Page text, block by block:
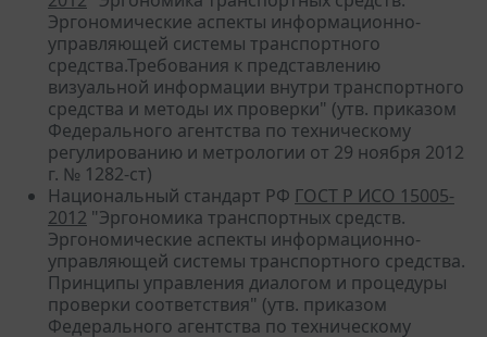
Эргономические аспекты информационно-
управляющей системы транспортного
средства.Требования к представлению
визуальной информации внутри транспортного
средства и методы их проверки" (утв. приказом
Федерального агентства по техническому
регулированию и метрологии от 29 ноября 2012
г. № 1282-ст)
Национальный стандарт РФ ГОСТ Р ИСО 15005-
2012 "Эргономика транспортных средств.
Эргономические аспекты информационно-
управляющей системы транспортного средства.
Принципы управления диалогом и процедуры
проверки соответствия" (утв. приказом
Федерального агентства по техническому